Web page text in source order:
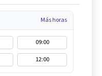
Más horas
09:00
12:00